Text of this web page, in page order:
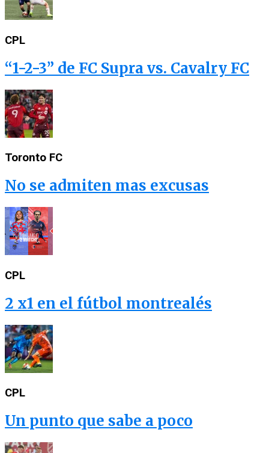
CPL
“1-2-3” de FC Supra vs. Cavalry FC
Toronto FC
No se admiten mas excusas
CPL
2 x1 en el fútbol montrealés
CPL
Un punto que sabe a poco